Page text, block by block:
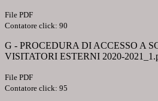
File PDF
Contatore click: 90
G - PROCEDURA DI ACCESSO A
VISITATORI ESTERNI 2020-
File PDF
Contatore click: 95